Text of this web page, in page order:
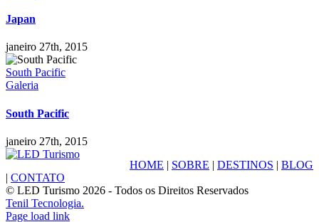
Japan
janeiro 27th, 2015
South Pacific
Galeria
South Pacific
janeiro 27th, 2015
HOME | SOBRE | DESTINOS | BLOG
| CONTATO
© LED Turismo 2026 - Todos os Direitos Reservados
Tenil Tecnologia.
Facebook
Instagram
Page load link